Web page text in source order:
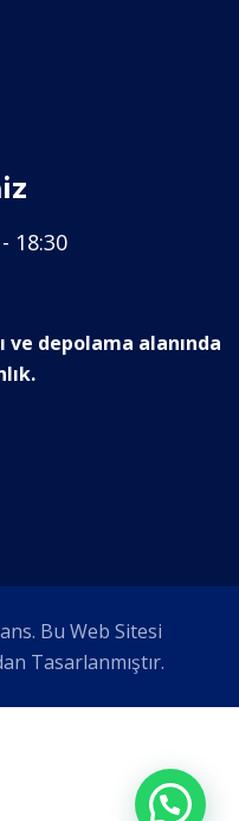
18:30
ve depolama alanında
Bu Web Sitesi
Tasarlanmıştır.